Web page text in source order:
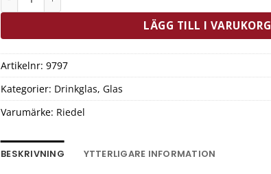
LÄGG TILL I VARUKORG
Artikelnr: 9797
Kategorier: Drinkglas, Glas
Varumärke: Riedel
BESKRIVNING YTTERLIGARE INFORMATION